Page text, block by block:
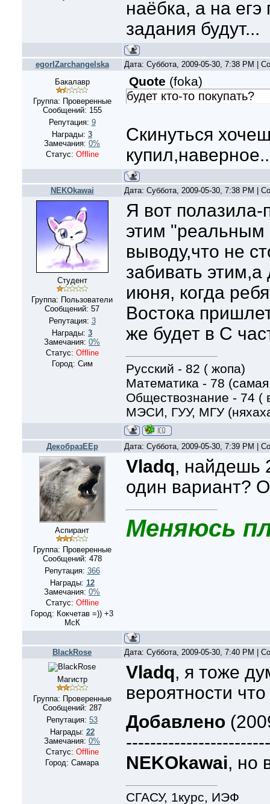
наёбка, а на
задания будут...
egorIZarchangelska
Дата: Суббота, 2009-05-30, 7:38 PM |
Бакалавр
Группа: Проверенные
Сообщений: 155
Репутация: 9
Награды: 3
Замечания: 0%
Статус: Offline
Quote (foka)
будет кто-то покупать?
Скинуться
NEKOkawai Дата: Суббота, 2009-05-30, 7:38 PM |
Студент
Группа: Пользователи
Сообщений: 57
Репутация: 3
Награды: 3
Замечания: 0%
Статус: Offline
Город: Сим
Я вот
этим
выводу,что не
забивать
июня, когда
Востока
же будет в С
Русский - 82 ( жопа)
Математика - 78
Обществознание - 74 (
МЭСИ, ГУУ, МГУ
ДекобразЕЕр Дата: Суббота, 2009-05-30, 7:39 PM |
Аспирант
Группа: Проверенные
Сообщений: 478
Репутация: 366
Награды: 12
Замечания: 0%
Статус: Offline
Город: Кокчетав =)) +3
МсК
Vladq, найдешь
один вариант?
Меняюсь
BlackRose Дата: Суббота, 2009-05-30, 7:40 PM |
Магистр
Группа: Проверенные
Сообщений: 287
Репутация: 53
Награды: 22
Замечания: 0%
Статус: Offline
Город: Самара
Vladq, я тоже
вероятности что
Добавлено
NEKOkawai, но
СГАСУ, 1курс, ИЭФ